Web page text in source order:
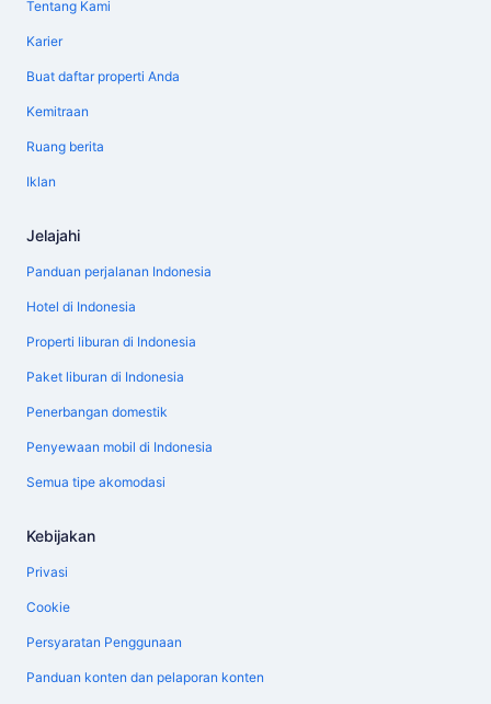
Tentang Kami
Karier
Buat daftar properti Anda
Kemitraan
Ruang berita
Iklan
Jelajahi
Panduan perjalanan Indonesia
Hotel di Indonesia
Properti liburan di Indonesia
Paket liburan di Indonesia
Penerbangan domestik
Penyewaan mobil di Indonesia
Semua tipe akomodasi
Kebijakan
Privasi
Cookie
Persyaratan Penggunaan
Panduan konten dan pelaporan konten